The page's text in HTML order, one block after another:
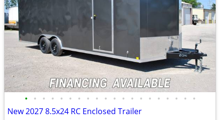
• • • • • • • • • • • • • • • • • • • •
New 2027 8.5x24 RC Enclosed Trailer